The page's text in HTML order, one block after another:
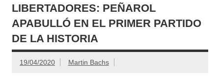
LIBERTADORES: PEÑAROL
APABULLÓ EN EL PRIMER PARTIDO
DE LA HISTORIA
19/04/2020 Martin Bachs